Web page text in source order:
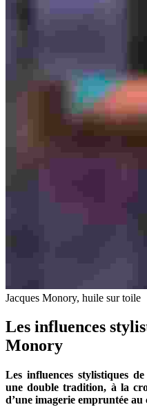
Jacques Monory, huile sur toile
Les influences
Monory
Les influences stylistiques
une double tradition, à la
d’une imagerie empruntée